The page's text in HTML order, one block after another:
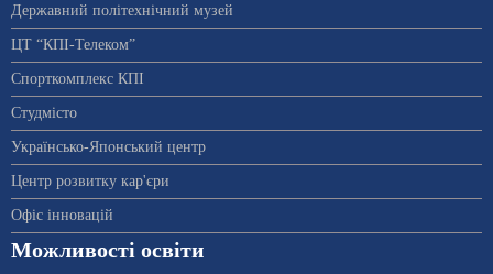
Державний політехнічний музей
ЦТ “КПІ-Телеком”
Спорткомплекс КПІ
Студмісто
Українсько-Японський центр
Центр розвитку кар'єри
Офіс інновацій
Можливості освіти